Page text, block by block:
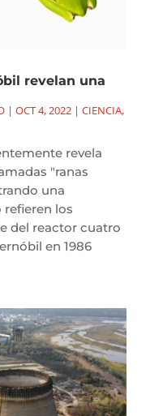
revelan una
| OCT 4, 2022| CIENCIA,
revela
"ranas
una
los
del reactor cuatro
en 1986